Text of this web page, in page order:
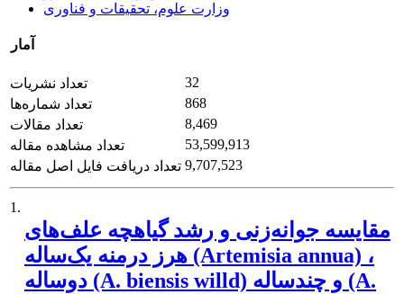
وزارت علوم، تحقیقات و فناوری
آمار
تعداد نشریات
32
تعداد شماره‌ها
868
تعداد مقالات
8,469
تعداد مشاهده مقاله
53,599,913
تعداد دریافت فایل اصل مقاله 9,707,523
1.
مقایسه جوانه‌زنی و رشد گیاهچه علف‌های
هرز‌ درمنه یک‌ساله (Artemisia annua) ،
دوساله (A. biensis willd) و چندساله (A.